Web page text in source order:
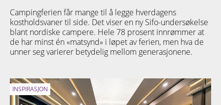
Campingferien får mange til å legge hverdagens
kostholdsvaner til side. Det viser en ny Sifo-undersøkelse
blant nordiske campere. Hele 78 prosent innrømmer at
de har minst én «matsynd» i løpet av ferien, men hva de
unner seg varierer betydelig mellom generasjonene.
INSPIRASJON